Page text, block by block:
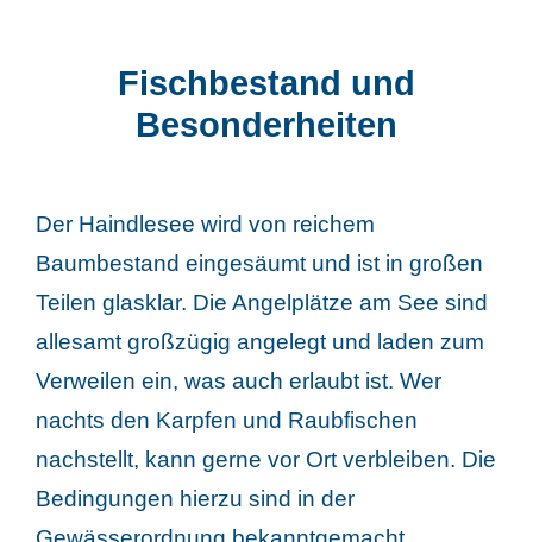
Fischbestand und
Besonderheiten
Der Haindlesee wird von reichem
Baumbestand eingesäumt und ist in großen
Teilen glasklar. Die Angelplätze am See sind
allesamt großzügig angelegt und laden zum
Verweilen ein, was auch erlaubt ist. Wer
nachts den Karpfen und Raubfischen
nachstellt, kann gerne vor Ort verbleiben. Die
Bedingungen hierzu sind in der